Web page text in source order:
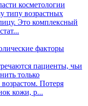
косметологии
типу возрастных
Это комплексный
факторы
пациенты, чьи
только
Потеря
кожи, р...